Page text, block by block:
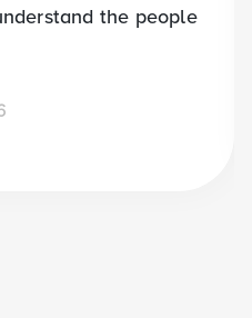
the people